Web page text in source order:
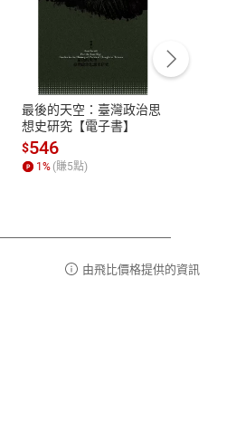
五 10:00-12:00、
日及例假日休息)
最後的天空：臺灣政治思
想史研究【電子書】
$546
1% (賺5點)
由飛比價格提供的資訊